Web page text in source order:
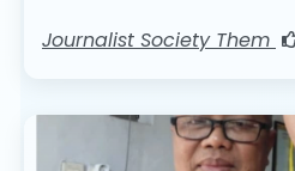
Journalist Society Them